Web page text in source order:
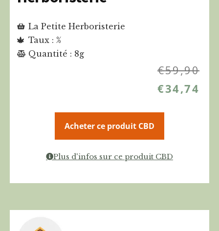
La Petite Herboristerie
Taux : %
Quantité : 8g
€59,90
€34,74
Acheter ce produit CBD
Plus d'infos sur ce produit CBD